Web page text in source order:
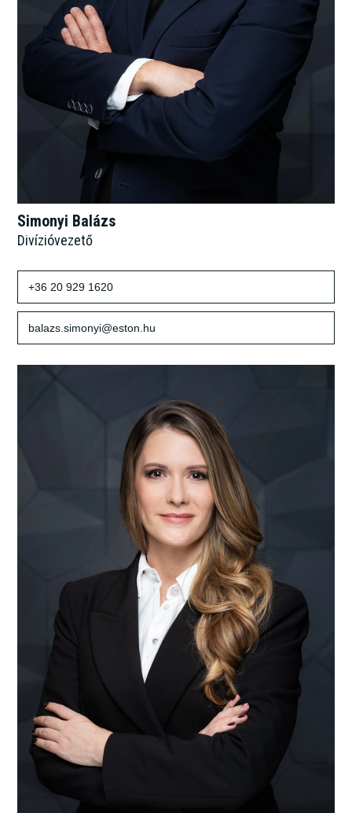
Simonyi Balázs
Divízióvezető
+36 20 929 1620
balazs.simonyi@eston.hu